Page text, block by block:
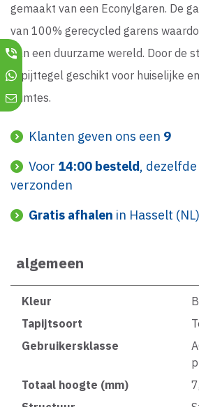
gemaakt van een Econylgaren. De
van 100% gerecycled garens
aan een duurzame wereld. Door de
tapijttegel geschikt voor huiselijke
ruimtes.
Klanten geven ons een 9
Voor 14:00 besteld,
verzonden
Gratis afhalen in Hasselt (NL)
algemeen
Kleur
Tapijtsoort
Gebruikersklasse
Totaal hoogte (mm)